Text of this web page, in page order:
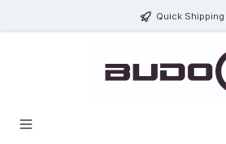
Quick Shipping